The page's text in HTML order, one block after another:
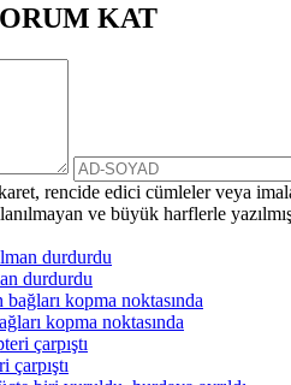
KAT
rencide edici cümleler veya
ve büyük harflerle
durdurdu
kopma noktasında